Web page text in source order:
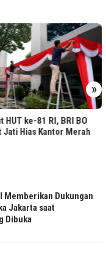
»
HUT ke-81 RI, BRI BO
Jati Hias Kantor Merah
Memberikan Dukungan
Jakarta saat
Dibuka